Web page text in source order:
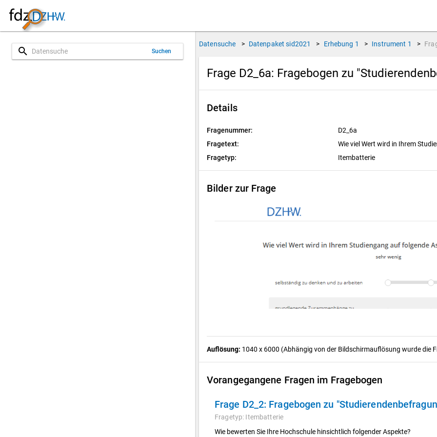
search Suchen
Datensuche > Datenpaket sid2021 > Erhebung 1 > Instrument 1 >
Frage D2_6a: Fragebogen zu
Details
Fragenummer:
D2_6a
Fragetext:
Wie viel Wert wird in Ihrem
Fragetyp:
Itembatterie
Bilder zur Frage
Auflösung: 1040 x 6000 (Abhängig von der Bildschirmauflösung wurde die
Vorangegangene Fragen im Fragebogen
Frage D2_2: Fragebogen zu
Fragetyp: Itembatterie
Wie bewerten Sie Ihre Hochschule hinsichtlich folgender Aspekte?